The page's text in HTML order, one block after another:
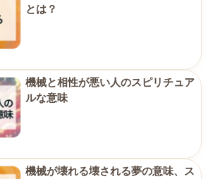
とは？
機械と相性が悪い人のスピリチュア
ルな意味
機械が壊れる壊される夢の意味、ス